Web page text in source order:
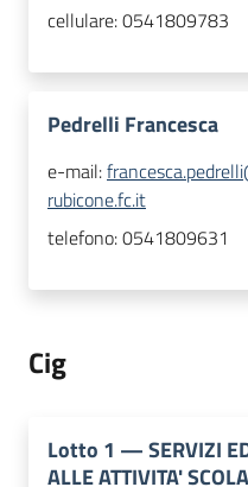
cellulare:0541809783
Pedrelli Francesca
e-mail:
rubicone.fc.it
telefono:0541809631
Cig
Lotto 1 —SERVIZI
ALLE ATTIVITA'